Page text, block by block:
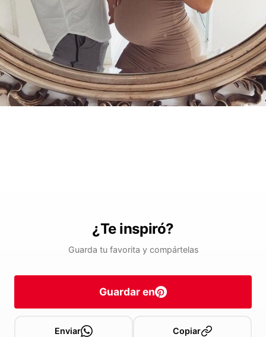
¿Te inspiró?
Guarda tu favorita y compártelas
Guardar en
Enviar Copiar